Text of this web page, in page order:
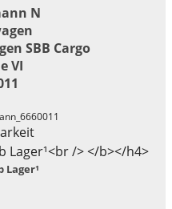
N
SBB Cargo
VI
Lager¹